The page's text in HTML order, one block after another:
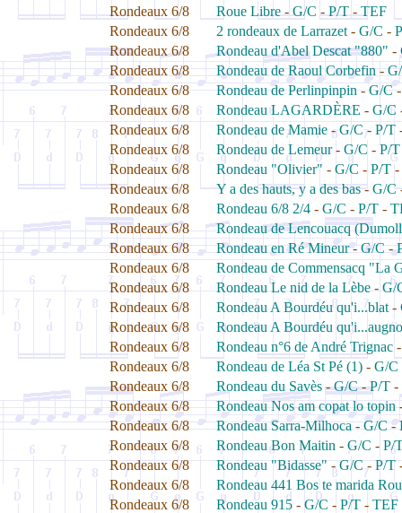
Rondeaux 6/8
Roue Libre-G/C -P/T-TEF
Rondeaux 6/8
2 rondeaux de Larrazet - G/C -
Rondeaux 6/8
Rondeau d'Abel Descat "880" -
Rondeaux 6/8
Rondeau de Raoul Corbefin-
Rondeaux 6/8
Rondeau de Perlinpinpin-G/C
Rondeaux 6/8
Rondeau LAGARDÈRE - G/C
Rondeaux 6/8
Rondeau de Mamie -G/C- P/T
Rondeaux 6/8
Rondeau de Lemeur- G/C - P/T
Rondeaux 6/8
Rondeau "Olivier" - G/C - P/T-
Rondeaux 6/8
Y a des hauts, y a des bas- G/C
Rondeaux 6/8
Rondeau 6/8 2/4 - G/C - P/T -
Rondeaux 6/8
Rondeau de Lencouacq
Rondeaux 6/8
Rondeau en Ré Mineur-G/C-
Rondeaux 6/8
Rondeau de Commensacq "La
Rondeaux 6/8
Rondeau Le nid de la Lèbe-G/
Rondeaux 6/8
Rondeau A Bourdéu qu'i...blat -
Rondeaux 6/8
Rondeau A Bourdéu
Rondeaux 6/8
Rondeau n°6 de André Trignac
Rondeaux 6/8
Rondeau de Léa St Pé (1) - G/C
Rondeaux 6/8
Rondeau du Savès-G/C-P/T -
Rondeaux 6/8
Rondeau Nos am copat lo topin
Rondeaux 6/8
Rondeau Sarra-Milhoca-G/C-
Rondeaux 6/8
Rondeau Bon Maitin - G/C - P/
Rondeaux 6/8
Rondeau "Bidasse"-G/C-P/T
Rondeaux 6/8
Rondeau 441 Bos te marida
Rondeaux 6/8
Rondeau 915 - G/C - P/T - TEF